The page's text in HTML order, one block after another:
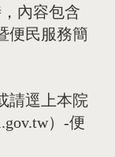
內容包含
便民服務簡
請逕上本院
）-便